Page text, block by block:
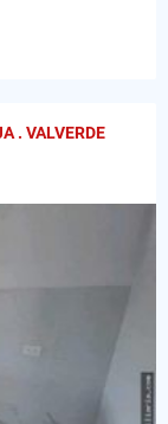
. VALVERDE